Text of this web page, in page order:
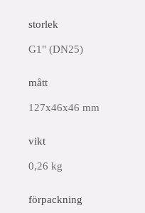
storlek
G1" (DN25)
mått
127x46x46 mm
vikt
0,26 kg
förpackning